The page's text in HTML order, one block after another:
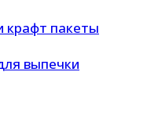
крафт пакеты
выпечки